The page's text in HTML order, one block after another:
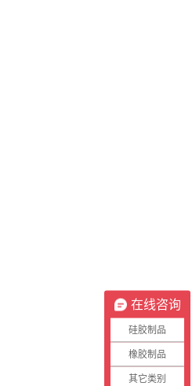
在线咨询
硅胶制品
橡胶制品
其它类别